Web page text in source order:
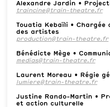
Alexandre Jardin •
traincine@train-theatre.fr
Touatia Kebaïli • Chargée
des artistes
production@train-theatre.fr
Bénédicte Mège •
medias@train-theatre.fr
Laurent Moreau • Régie
lumiere@train-theatre.fr
Justine Rando-Martin •
et action culturelle